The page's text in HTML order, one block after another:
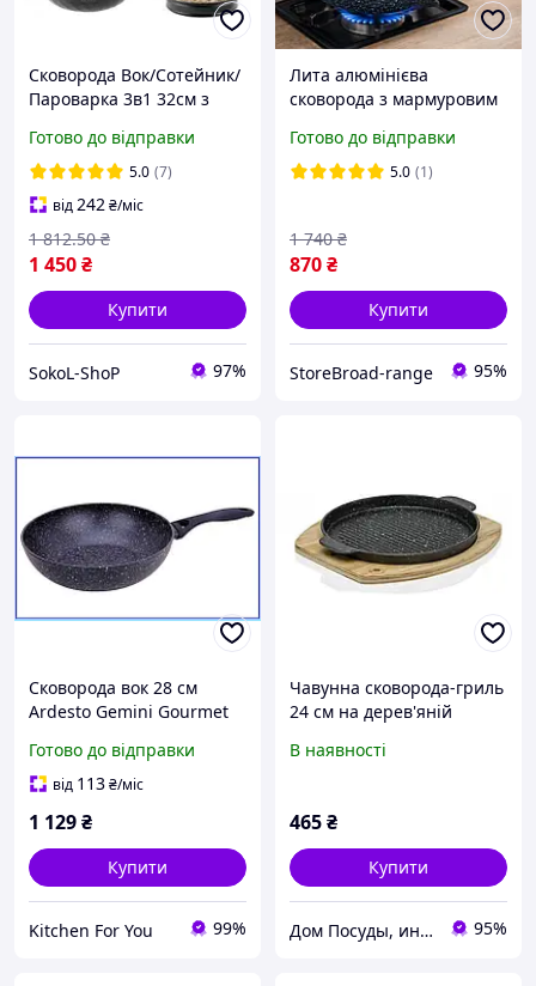
Сковорода Вок/Сотейник/
Пароварка 3в1 32см з
та кришкою EB-12112
ТМEDENBERG
Готово до відправки
5.0 (7)
від242₴/міс
1 450₴
1 812.50 ₴
Купити
SokoL-ShoP 97%
Лита алюмінієва
сковорода з мармуровим
30x8 см глибока
сковорідка з кришкою для
Готово до відправки
5.0 (1)
870₴
1 740 ₴
Купити
StoreBroad-range 95%
Сковорода вок 28 см
Ardesto Gemini Gourmet
покриттям для індукції та
всіх видів плит
Готово до відправки
від 113₴/міс
1 129₴
Купити
Kitchen For You 99%
Чавунна сковорода-гриль
24 см на дерев'яній
м'яса, мармурове
В наявності
465₴
Купити
Дом Посуды, интернет-магазин посуды и товаров для кухни 95%